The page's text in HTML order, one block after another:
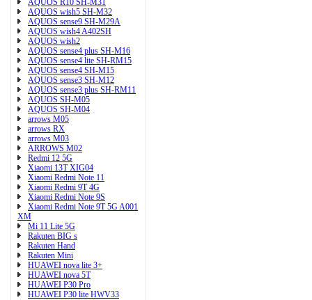
AQUOS R10 SH-M31
AQUOS wish5 SH-M32
AQUOS sense9 SH-M29A
AQUOS wish4 A402SH
AQUOS wish2
AQUOS sense4 plus SH-M16
AQUOS sense4 lite SH-RM15
AQUOS sense4 SH-M15
AQUOS sense3 SH-M12
AQUOS sense3 plus SH-RM11
AQUOS SH-M05
AQUOS SH-M04
arrows M05
arrows RX
arrows M03
ARROWS M02
Redmi 12 5G
Xiaomi 13T XIG04
Xiaomi Redmi Note 11
Xiaomi Redmi 9T 4G
Xiaomi Redmi Note 9S
Xiaomi Redmi Note 9T 5G A001
XM
Mi 11 Lite 5G
Rakuten BIG s
Rakuten Hand
Rakuten Mini
HUAWEI nova lite 3+
HUAWEI nova 5T
HUAWEI P30 Pro
HUAWEI P30 lite HWV33